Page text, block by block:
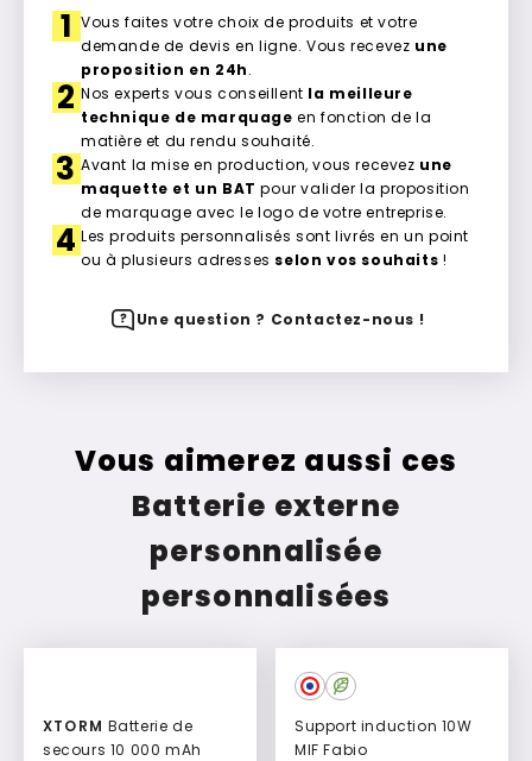
1 Vous faites votre choix de produits et votre
demande de devis en ligne. Vous recevez une
proposition en 24h.
2 Nos experts vous conseillent la meilleure
technique de marquage en fonction de la
matière et du rendu souhaité.
3 Avant la mise en production, vous recevez une
maquette et un BAT pour valider la proposition
de marquage avec le logo de votre entreprise.
4 Les produits personnalisés sont livrés en un point
ou à plusieurs adresses selon vos souhaits !
Une question ? Contactez-nous !
Vous aimerez aussi ces
Batterie externe
personnalisée
personnalisées
XTORM
secours 10 000 mAh
Support induction 10W
MIF Fabio